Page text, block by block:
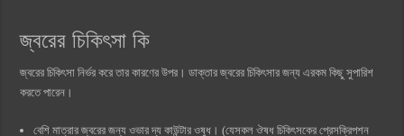
জ্বরের চিকিৎসা কি
জ্বরের চিকিৎসা নির্ভর করে তার কারণের উপর। ডাক্তার জ্বরের চিকিৎসার জন্য এরকম কিছু সুপারিশ
করতে পারেন।
বেশি মাত্রার জ্বরের জন্য ওভার দ্য কাউন্টার ওষুধ। (যেসকল ঔষধ চিকিৎসকের প্রেসক্রিপশন